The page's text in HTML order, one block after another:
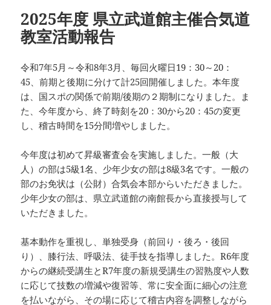
2025年度 県立武道館主催合気道
教室活動報告
令和7年5月～令和8年3月、毎回火曜日19：30～20：
45、前期と後期に分けて計25回開催しました。本年度
は、国スポの関係で前期/後期の２期制になりました。ま
た、今年度から、終了時刻を20：30から20：45の変更
し、稽古時間を15分間増やしました。
今年度は初めて昇級審査会を実施しました。一般（大
人）の部は5級1名、少年少女の部は8級3名です。一般の
部のお免状は（公財）合気会本部からいただきました。
少年少女の部は、県立武道館の南館長から直接授与して
いただきました。
基本動作を重視し、単独受身（前回り・後ろ・後回
り）、膝行法、呼吸法、徒手技を指導しました。R6年度
からの継続受講生とR7年度の新規受講生の習熟度や人数
に応じて技数の増減や復習等、常に安全面に細心の注意
を払いながら、その場に応じて稽古内容を調整しながら